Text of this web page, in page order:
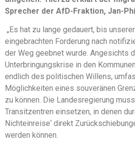
Sprecher der AfD-Fraktion, Jan-
„Es hat zu lange gedauert, bis
eingebrachten Forderung nach
der Weg geebnet wurde. Angesichts
Unterbringungskrise in den
endlich des politischen Willens,
Möglichkeiten eines souveränen
zu können. Die Landesregierung
Transitzentren einsetzen, in denen
Nichteinreise‘ direkt
werden können.